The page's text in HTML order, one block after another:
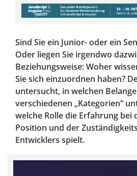
Sind Sie ein Junior- oder ein
Oder liegen Sie irgendwo
Beziehungsweise: Woher
Sie sich einzuordnen haben?
untersucht, in welchen
verschiedenen „Kategorien“
welche Rolle die Erfahrung bei
Position und der
Entwicklers spielt.